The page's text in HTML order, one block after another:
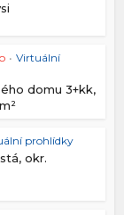
• Virtuální
domu 3+kk,
prohlídky
okr.